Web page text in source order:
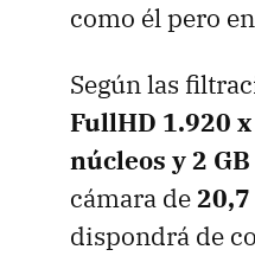
como él pero
Según las
FullHD 1.920
núcleos y 2
cámara de
dispondrá de